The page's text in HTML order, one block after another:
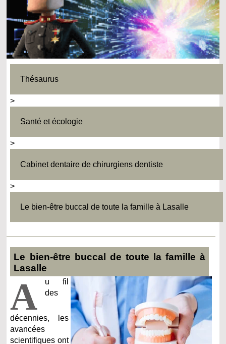
Thésaurus
>
Santé et écologie
>
Cabinet dentaire de chirurgiens dentiste
>
Le bien-être buccal de toute la famille à Lasalle
Le bien-être buccal de toute la famille à
Lasalle
A
u fil
des
décennies, les
avancées
scientifiques ont